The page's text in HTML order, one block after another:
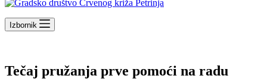
Izbornik
Tečaj pružanja prve pomoći na radu